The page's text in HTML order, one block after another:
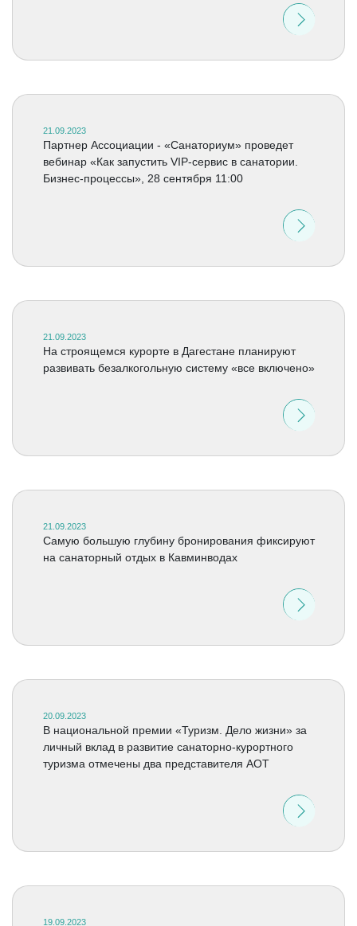
21.09.2023
Партнер Ассоциации - «Санаториум» проведет
вебинар «Как запустить VIP-сервис в санатории.
Бизнес-процессы», 28 сентября 11:00
21.09.2023
На строящемся курорте в Дагестане планируют
развивать безалкогольную систему «все включено»
21.09.2023
Самую большую глубину бронирования фиксируют
на санаторный отдых в Кавминводах
20.09.2023
В национальной премии «Туризм. Дело жизни» за
личный вклад в развитие санаторно-курортного
туризма отмечены два представителя АОТ
19.09.2023